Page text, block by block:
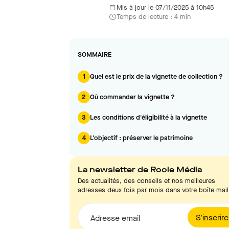
Mis à jour le 07/11/2025 à 10h45
Temps de lecture : 4 min
SOMMAIRE
1 Quel est le prix de la vignette de collection ?
2 Où commander la vignette ?
3 Les conditions d'éligibilité à la vignette
4 L'objectif : préserver le patrimoine
La newsletter de Roole Média
Des actualités, des conseils et nos meilleures
adresses deux fois par mois dans votre boîte
S'inscrire
Adresse email